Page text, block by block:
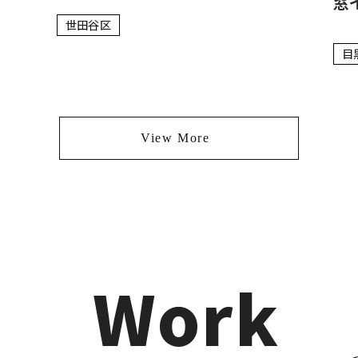
世田谷区
目
View More
Work